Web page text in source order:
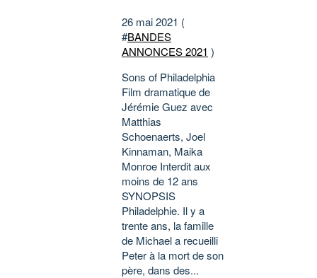
26 mai 2021 (
#BANDES
ANNONCES 2021 )
Sons of Philadelphia
Film dramatique de
Jérémie Guez avec
Matthias
Schoenaerts, Joel
Kinnaman, Maika
Monroe Interdit aux
moins de 12 ans
SYNOPSIS
Philadelphie. Il y a
trente ans, la famille
de Michael a recueilli
Peter à la mort de son
père, dans des...